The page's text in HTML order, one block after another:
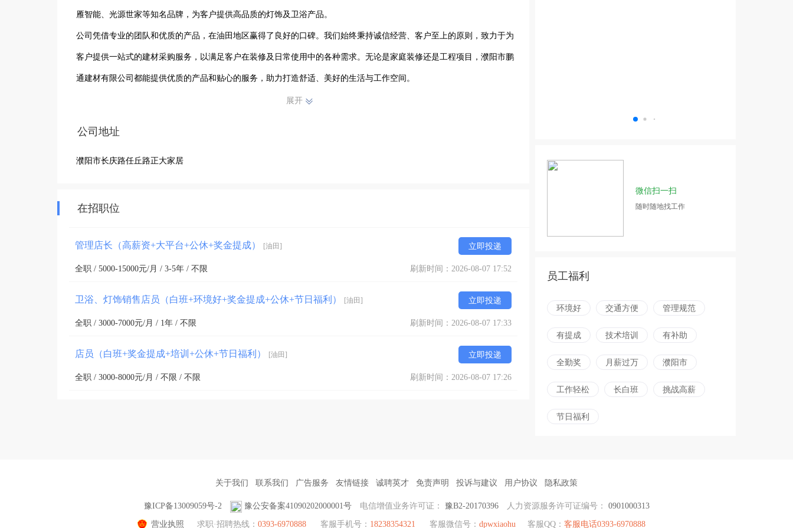
雁智能、光源世家等知名品牌，为客户提供高品质的灯饰及卫浴产品。
公司凭借专业的团队和优质的产品，在油田地区赢得了良好的口碑。我们始终秉持诚信经营、客户至上的原则，致力于为
客户提供一站式的建材采购服务，以满足客户在装修及日常使用中的各种需求。无论是家庭装修还是工程项目，濮阳市鹏
通建材有限公司都能提供优质的产品和贴心的服务，助力打造舒适、美好的生活与工作空间。
展开
公司地址
濮阳市长庆路任丘路正大家居
在招职位
管理店长（高薪资+大平台+公休+奖金提成） [油田] 立即投递
全职 / 5000-15000元/月 / 3-5年 / 不限 刷新时间：2026-08-07 17:52
卫浴、灯饰销售店员（白班+环境好+奖金提成+公休+节日福利） [油田] 立即投递
全职 / 3000-7000元/月 / 1年 / 不限 刷新时间：2026-08-07 17:33
店员（白班+奖金提成+培训+公休+节日福利） [油田] 立即投递
全职 / 3000-8000元/月 / 不限 / 不限 刷新时间：2026-08-07 17:26
微信扫一扫
随时随地找工作
员工福利
环境好 交通方便 管理规范
有提成 技术培训 有补助
全勤奖 月薪过万 濮阳市
工作轻松 长白班 挑战高薪
节日福利
关于我们 联系我们 广告服务 友情链接 诚聘英才 免责声明 投诉与建议 用户协议 隐私政策
豫ICP备13009059号-2 豫公安备案41090202000001号 电信增值业务许可证： 豫B2-20170396 人力资源服务许可证编号： 0901000313
营业执照 求职·招聘热线： 0393-6970888 客服手机号： 18238354321 客服微信号： dpwxiaohu 客服QQ： 客服电话0393-6970888